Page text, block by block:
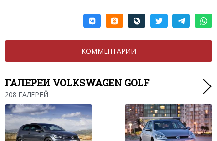
КОММЕНТАРИИ
ГАЛЕРЕИ VOLKSWAGEN GOLF
208 ГАЛЕРЕЙ